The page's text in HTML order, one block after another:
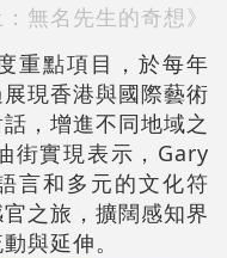
無名先生的奇想》
重點項目，於每年
現香港與國際藝術
，增進不同地域之
街實現表示，Gary
言和多元的文化符
之旅，擴闊感知界
與延伸。